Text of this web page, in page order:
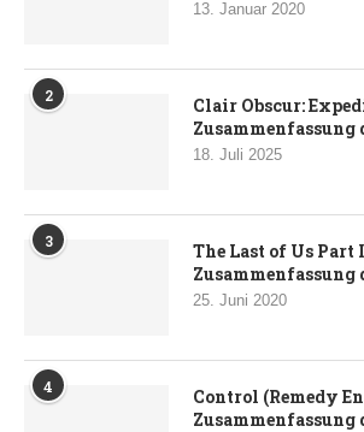
13. Januar 2020
2
Clair Obscur:
Zusammenfassung
18. Juli 2025
3
The Last of Us Part
Zusammenfassung
25. Juni 2020
4
Control (Remedy
Zusammenfassung